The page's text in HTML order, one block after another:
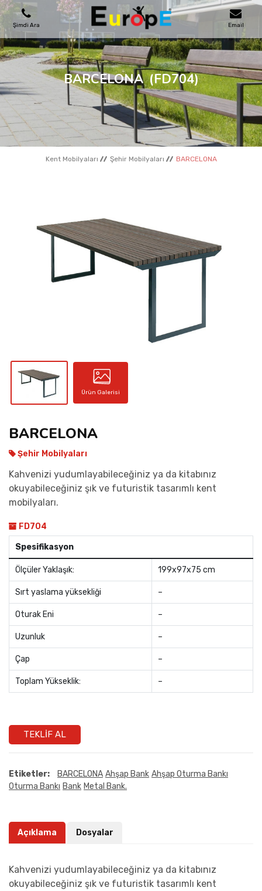
Şimdi Ara Email
OYUN PARKLARI
SKATEPARKLAR
AHŞAP EVLER
KENT MOBILYALARI
REFERANSLAR
BARCELONA (FD704)
Kent Mobilyaları Şehir Mobilyaları BARCELONA
Ürün Galerisi
BARCELONA
Şehir Mobilyaları
Kahvenizi yudumlayabileceğiniz ya da kitabınız
okuyabileceğiniz şık ve futuristik tasarımlı kent
mobilyaları.
FD704
Spesifikasyon
Ölçüler Yaklaşık: 199x97x75 cm
Sırt yaslama yüksekliği –
Oturak Eni –
Uzunluk –
Çap –
Toplam Yükseklik: –
TEKLIF AL
Etiketler: BARCELONA Ahşap Bank Ahşap Oturma Bankı
Oturma Bankı Bank Metal Bank.
Açıklama Dosyalar
Kahvenizi yudumlayabileceğiniz ya da kitabınız
okuyabileceğiniz şık ve futuristik tasarımlı kent